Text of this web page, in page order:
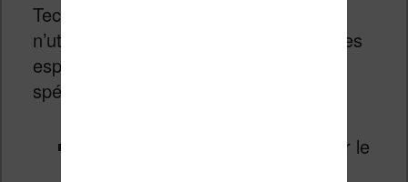
Techniquement, l’encre électronique
n’utilise pas vraiment de pixels (mais des
espèces de capsules) mais les
spécifications mentionnent ceci :
1072 x 1448 pixels – 300 dpi pour le